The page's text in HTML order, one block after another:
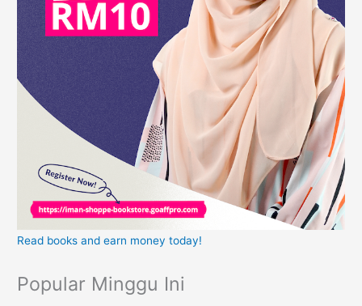
Read books and earn money today!
Popular Minggu Ini